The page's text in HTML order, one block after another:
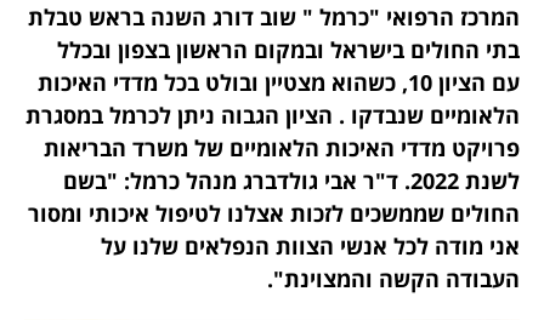
המרכז הרפואי "כרמל " שוב דורג השנה בראש טבלת
בתי החולים בישראל ובמקום הראשון בצפון ובכלל
עם הציון 10, כשהוא מצטיין ובולט בכל מדדי האיכות
הלאומיים שנבדקו . הציון הגבוה ניתן לכרמל במסגרת
פרויקט מדדי האיכות הלאומיים של משרד הבריאות
לשנת 2022. ד"ר אבי גולדברג מנהל כרמל: "בשם
החולים שממשכים לזכות אצלנו לטיפול איכותי ומסור
אני מודה לכל אנשי הצוות הנפלאים שלנו על
העבודה הקשה והמצוינת".